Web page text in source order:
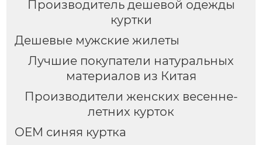
Производитель дешевой одежды
куртки
Дешевые мужские жилеты
Лучшие покупатели натуральных
материалов из Китая
Производители женских весенне-
летних курток
OEM синяя куртка